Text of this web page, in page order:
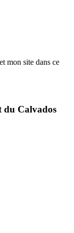
mon site dans ce
du Calvados